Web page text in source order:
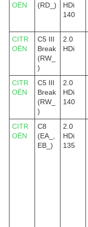
OËN
(RD_)
HDi
140
CITR
OËN
C5 III
Break
(RW_
)
2.0
HDi
CITR
OËN
C5 III
Break
(RW_
)
2.0
HDi
140
CITR
OËN
C8
(EA_,
EB_)
2.0
HDi
135